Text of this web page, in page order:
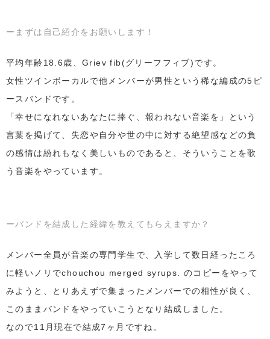
ーまずは自己紹介をお願いします！
平均年齢18.6歳、Griev fib(グリーフフィブ)です。
女性ツインボーカルで他メンバーが男性という稀な編成の5ピ
ースバンドです。
「幸せになれないあなたに捧ぐ、報われない音楽を」という
言葉を掲げて、失恋や自分や世の中に対する絶望感などの負
の感情は紛れもなく美しいものであると、そういうことを歌
う音楽をやっています。
ーバンドを結成した経緯を教えてもらえますか？
メンバー全員が音楽の専門学生で、入学して数日経ったころ
に軽いノリでchouchou merged syrups. のコピーをやって
みようと、とりあえずで集まったメンバーでの相性が良く、
このままバンドをやっていこうとなり結成しました。
なので11月現在で結成7ヶ月ですね。